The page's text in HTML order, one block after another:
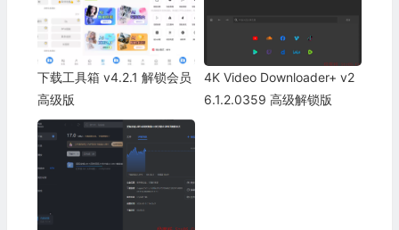
下载工具箱 v4.2.1 解锁会员
高级版
4K Video Downloader+ v2
6.1.2.0359 高级解锁版